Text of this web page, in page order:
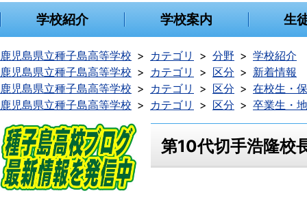
学校紹介 学校案内 生
鹿児島県立種子島高等学校 カテゴリ 分野
学校紹介
鹿児島県立種子島高等学校
カテゴリ 区分
新着情報
鹿児島県立種子島高等学校
カテゴリ 区分
在校生・
鹿児島県立種子島高等学校
カテゴリ 区分 卒業生・
第10代切手浩隆校